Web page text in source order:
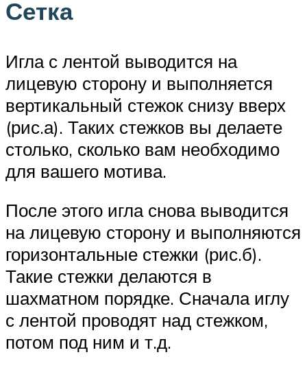
Сетка
Игла с лентой выводится на
лицевую сторону и выполняется
вертикальный стежок снизу вверх
(рис.а). Таких стежков вы делаете
столько, сколько вам необходимо
для вашего мотива.
После этого игла снова выводится
на лицевую сторону и выполняются
горизонтальные стежки (рис.б).
Такие стежки делаются в
шахматном порядке. Сначала иглу
с лентой проводят над стежком,
потом под ним и т.д.